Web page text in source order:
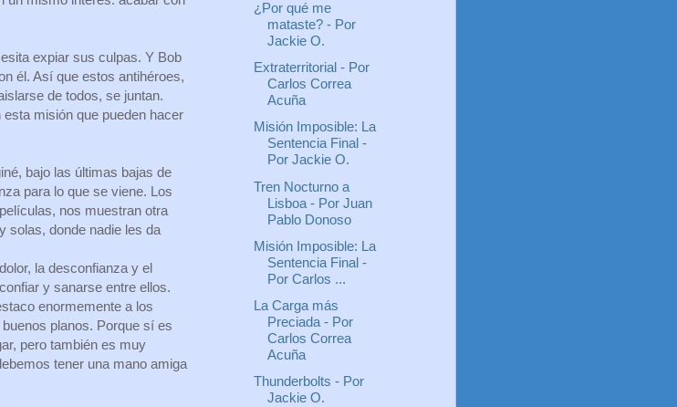
expiar sus culpas. Y Bob
él. Así que estos antihéroes,
de todos, se juntan.
misión que pueden hacer
bajo las últimas bajas de
para lo que se viene. Los
nos muestran otra
solas, donde nadie les da
la desconfianza y el
y sanarse entre ellos.
enormemente a los
planos. Porque sí es
pero también es muy
tener una mano amiga
¿Por qué me
mataste? - Por
Jackie O.
Extraterritorial - Por
Carlos Correa
Acuña
Misión Imposible: La
Sentencia Final -
Por Jackie O.
Tren Nocturno a
Lisboa - Por Juan
Pablo Donoso
Misión Imposible: La
Sentencia Final -
Por Carlos ...
La Carga más
Preciada - Por
Carlos Correa
Acuña
Thunderbolts - Por
Jackie O.